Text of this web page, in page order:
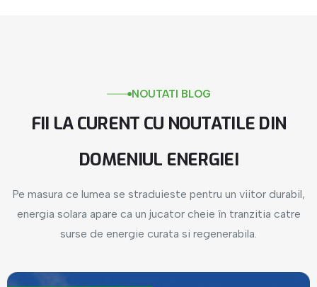
NOUTATI BLOG
FII LA CURENT CU NOUTATILE DIN
DOMENIUL ENERGIEI
Pe masura ce lumea se straduieste pentru un viitor durabil,
energia solara apare ca un jucator cheie în tranzitia catre
surse de energie curata si regenerabila.